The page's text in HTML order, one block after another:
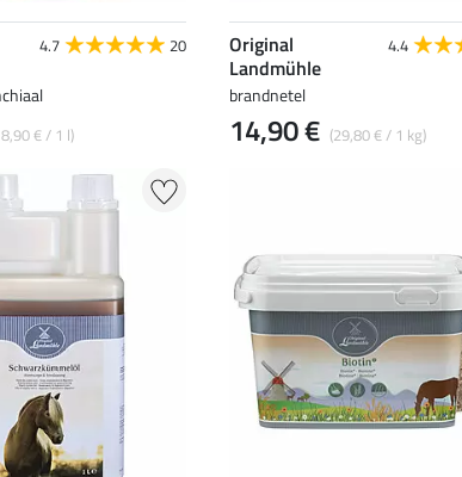
4.7 20
€ / 1 l)
Original
Landmühle
4.4
brandnetel
14,90 € (29,80 € / 1 kg)